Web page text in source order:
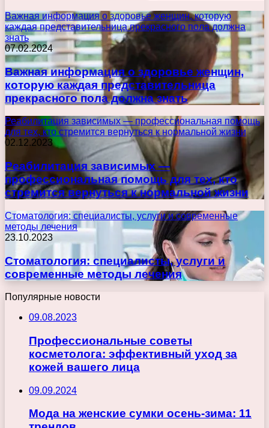
Важная информация о здоровье женщин, которую
каждая представительница прекрасного пола должна
знать
07.02.2024
Важная информация о здоровье женщин,
которую каждая представительница
прекрасного пола должна знать
Реабилитация зависимых — профессиональная помощь
для тех, кто стремится вернуться к нормальной жизни
02.12.2023
Реабилитация зависимых —
профессиональная помощь для тех, кто
стремится вернуться к нормальной жизни
Стоматология: специалисты, услуги и современные
методы лечения
23.10.2023
Стоматология: специалисты, услуги и
современные методы лечения
Популярные новости
09.08.2023
Профессиональные советы
косметолога: эффективный уход за
кожей вашего лица
09.09.2024
Мода на женские сумки осень-зима: 11